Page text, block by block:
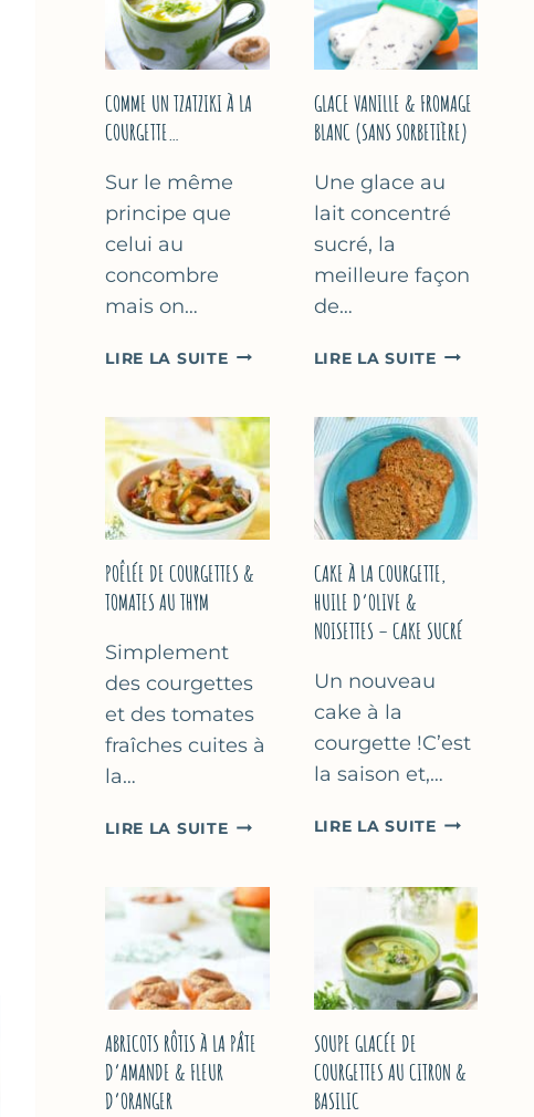
COMME UN TZATZIKI À LA
COURGETTE…
Sur le même
principe que
celui au
concombre
mais on…
LIRE LA SUITECOMME
À
LA
COURGETTE…
GLACE VANILLE & FROMAGE
BLANC (SANS SORBETIÈRE)
Une glace au
lait concentré
sucré, la
meilleure façon
de…
LIRE LA SUITEGLACE
FROMAGE
BLANC
(SANS
POÊLÉE DE COURGETTES &
TOMATES AU THYM
Simplement
des courgettes
et des tomates
fraîches cuites à
la…
LIRE LA SUITEPOÊLÉE
&
TOMATES
AU
THYM
CAKE À LA COURGETTE,
HUILE D’OLIVE &
NOISETTES – CAKE SUCRÉ
Un nouveau
cake à la
courgette !C’est
la saison et,…
LIRE LA SUITECAKE
HUILE
D’OLIVE
&
NOISETTES
SUCRÉ
ABRICOTS RÔTIS À LA PÂTE
D’AMANDE & FLEUR
D’ORANGER
SOUPE GLACÉE DE
COURGETTES AU CITRON &
BASILIC